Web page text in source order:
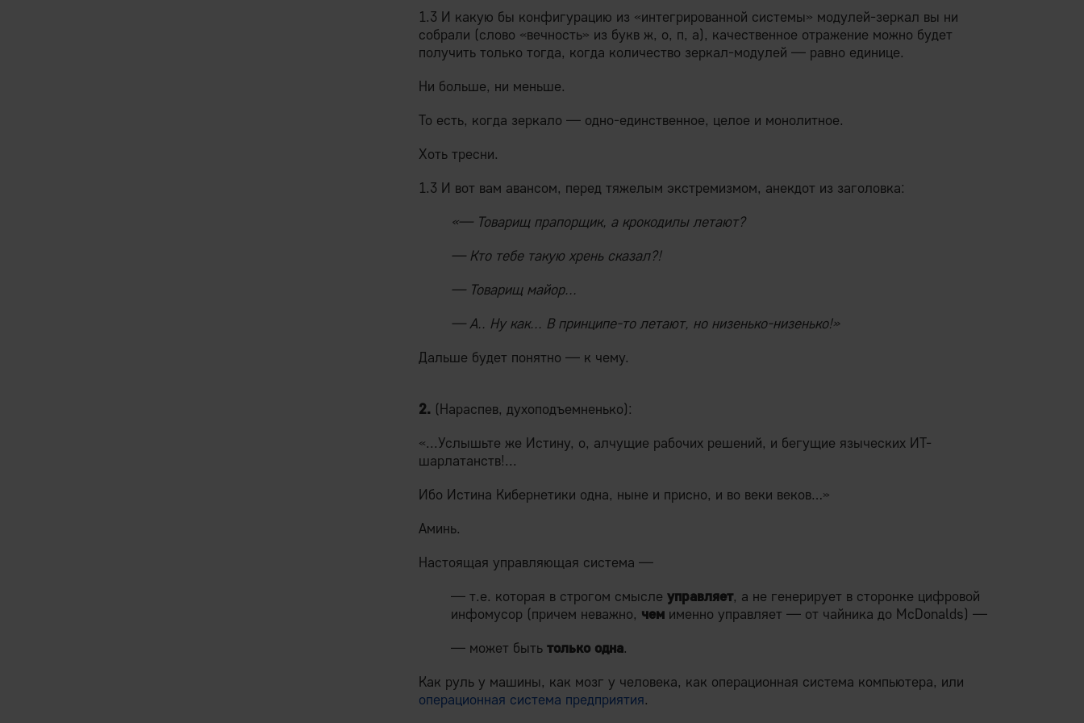
1.3 И какую бы конфигурацию из «интегрированной системы» модулей-зеркал вы ни
собрали (слово «вечность» из букв ж, о, п, а), качественное отражение можно будет
получить только тогда, когда количество зеркал-модулей — равно единице.
Ни больше, ни меньше.
То есть, когда зеркало — одно-единственное, целое и монолитное.
Хоть тресни.
1.3 И вот вам авансом, перед тяжелым экстремизмом, анекдот из заголовка:
«— Товарищ прапорщик, а крокодилы летают?
— Кто тебе такую хрень сказал?!
— Товарищ майор...
— А.. Ну как... В принципе-то летают, но низенько-низенько!»
Дальше будет понятно — к чему.
2. (Нараспев, духоподъемненько):
«...Услышьте же Истину, о, алчущие рабочих решений, и бегущие языческих ИТ-
шарлатанств!...
Ибо Истина Кибернетики одна, ныне и присно, и во веки веков…»
Аминь.
Настоящая управляющая система —
— т.е. которая в строгом смысле управляет, а не генерирует в сторонке цифровой
инфомусор (причем неважно, чем именно управляет — от чайника до McDonalds) —
— может быть только одна.
Как руль у машины, как мозг у человека, как операционная система компьютера, или
операционная система предприятия.